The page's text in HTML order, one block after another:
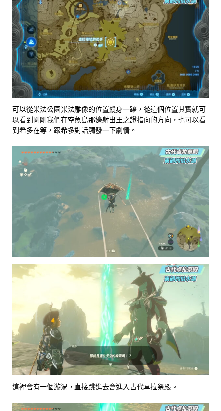
可以從米法公園米法雕像的位置縱身一躍，從這個位置其實就可
以看到剛剛我們在空魚島那邊射出王之證指向的方向，也可以看
到希多在等，跟希多對話觸發一下劇情。
這裡會有一個漩渦，直接跳進去會進入古代卓拉祭殿。